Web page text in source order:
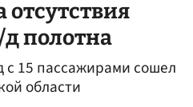
отсутствия
полотна
с 15 пассажирами сошел
области